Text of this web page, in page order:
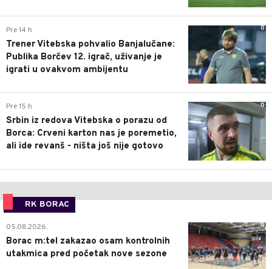
0
Pre 14 h
Trener Vitebska pohvalio Banjalučane:
Publika Borčev 12. igrač, uživanje je
igrati u ovakvom ambijentu
0
Pre 15 h
Srbin iz redova Vitebska o porazu od
Borca: Crveni karton nas je poremetio,
ali ide revanš - ništa još nije gotovo
RK BORAC
0
05.08.2026.
Borac m:tel zakazao osam kontrolnih
utakmica pred početak nove sezone